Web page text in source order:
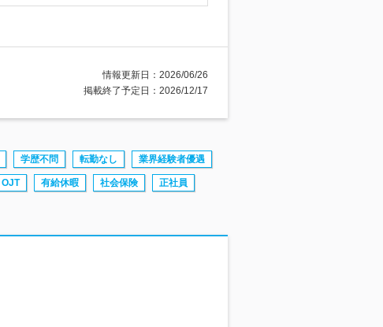
情報更新日：2026/06/26
掲載終了予定日：2026/12/17
学歴不問 転勤なし 業界経験者優遇
OJT 有給休暇 社会保険 正社員